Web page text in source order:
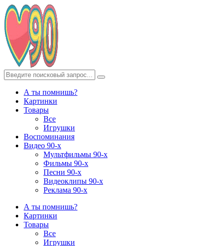
А ты помнишь?
Картинки
Товары
Все
Игрушки
Воспоминания
Видео 90-х
Мультфильмы 90-х
Фильмы 90-х
Песни 90-х
Видеоклипы 90-х
Реклама 90-х
А ты помнишь?
Картинки
Товары
Все
Игрушки